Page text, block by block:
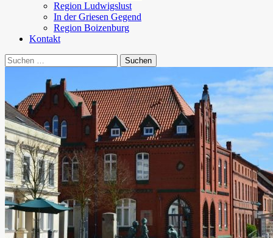
Region Ludwigslust
In der Griesen Gegend
Region Boizenburg
Kontakt
Suchen
nach: